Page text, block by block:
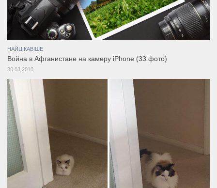
НАЙЦІКАВІШЕ
Война в Афганистане на камеру iPhone (33 фото)
30.03.2010